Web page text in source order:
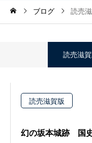
ブログ 読売
読売滋
読売滋賀版
幻の坂本城跡 国